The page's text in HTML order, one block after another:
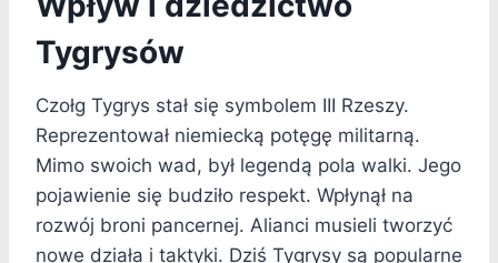
Tygrysów
Czołg Tygrys stał się symbolem III Rzeszy.
Reprezentował niemiecką potęgę militarną.
Mimo swoich wad, był legendą pola walki. Jego
pojawienie się budziło respekt. Wpłynął na
rozwój broni pancernej. Alianci musieli tworzyć
nowe działa i taktyki. Dziś Tygrysy są popularne